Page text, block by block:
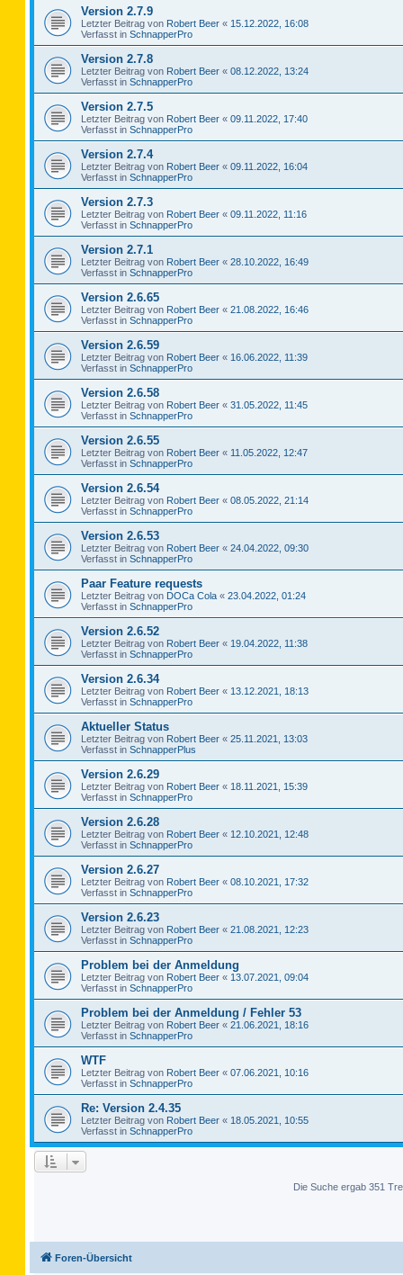
Version 2.7.9
Letzter Beitrag von Robert Beer « 15.12.2022, 16:08
Verfasst in SchnapperPro
Version 2.7.8
Letzter Beitrag von Robert Beer « 08.12.2022, 13:24
Verfasst in SchnapperPro
Version 2.7.5
Letzter Beitrag von Robert Beer « 09.11.2022, 17:40
Verfasst in SchnapperPro
Version 2.7.4
Letzter Beitrag von Robert Beer « 09.11.2022, 16:04
Verfasst in SchnapperPro
Version 2.7.3
Letzter Beitrag von Robert Beer « 09.11.2022, 11:16
Verfasst in SchnapperPro
Version 2.7.1
Letzter Beitrag von Robert Beer « 28.10.2022, 16:49
Verfasst in SchnapperPro
Version 2.6.65
Letzter Beitrag von Robert Beer « 21.08.2022, 16:46
Verfasst in SchnapperPro
Version 2.6.59
Letzter Beitrag von Robert Beer « 16.06.2022, 11:39
Verfasst in SchnapperPro
Version 2.6.58
Letzter Beitrag von Robert Beer « 31.05.2022, 11:45
Verfasst in SchnapperPro
Version 2.6.55
Letzter Beitrag von Robert Beer « 11.05.2022, 12:47
Verfasst in SchnapperPro
Version 2.6.54
Letzter Beitrag von Robert Beer « 08.05.2022, 21:14
Verfasst in SchnapperPro
Version 2.6.53
Letzter Beitrag von Robert Beer « 24.04.2022, 09:30
Verfasst in SchnapperPro
Paar Feature requests
Letzter Beitrag von DOCa Cola « 23.04.2022, 01:24
Verfasst in SchnapperPro
Version 2.6.52
Letzter Beitrag von Robert Beer « 19.04.2022, 11:38
Verfasst in SchnapperPro
Version 2.6.34
Letzter Beitrag von Robert Beer « 13.12.2021, 18:13
Verfasst in SchnapperPro
Aktueller Status
Letzter Beitrag von Robert Beer « 25.11.2021, 13:03
Verfasst in SchnapperPlus
Version 2.6.29
Letzter Beitrag von Robert Beer « 18.11.2021, 15:39
Verfasst in SchnapperPro
Version 2.6.28
Letzter Beitrag von Robert Beer « 12.10.2021, 12:48
Verfasst in SchnapperPro
Version 2.6.27
Letzter Beitrag von Robert Beer « 08.10.2021, 17:32
Verfasst in SchnapperPro
Version 2.6.23
Letzter Beitrag von Robert Beer « 21.08.2021, 12:23
Verfasst in SchnapperPro
Problem bei der Anmeldung
Letzter Beitrag von Robert Beer « 13.07.2021, 09:04
Verfasst in SchnapperPro
Problem bei der Anmeldung / Fehler 53
Letzter Beitrag von Robert Beer « 21.06.2021, 18:16
Verfasst in SchnapperPro
WTF
Letzter Beitrag von Robert Beer « 07.06.2021, 10:16
Verfasst in SchnapperPro
Re: Version 2.4.35
Letzter Beitrag von Robert Beer « 18.05.2021, 10:55
Verfasst in SchnapperPro
Die Suche ergab 351
Foren-Übersicht